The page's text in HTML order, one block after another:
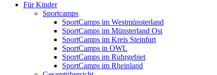
Für Kinder
Sportcamps
SportCamps im Westmünsterland
SportCamps im Münsterland Ost
SportCamps im Kreis Steinfurt
SportCamps in OWL
SportCamps im Ruhrgebiet
SportCamps im Rheinland